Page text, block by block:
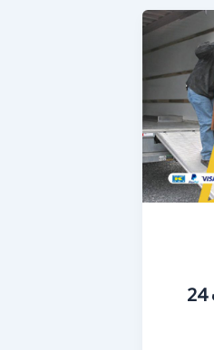
50994991 / شركة نقل عفش أثاث 24